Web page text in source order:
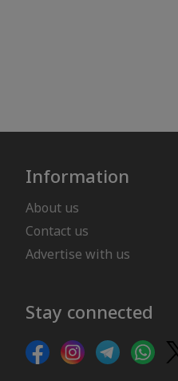
Information
About us
Contact us
Advertise with us
Stay connected